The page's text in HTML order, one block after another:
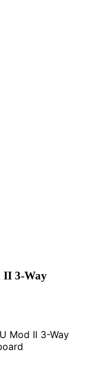
II 3-Way
Mod II 3-Way